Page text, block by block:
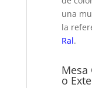
una
la
Ral.
Mesa
o